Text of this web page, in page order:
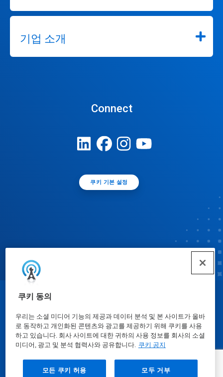
쿠키 동의
우리는 소셜 미디어 기능의 제공과 데이터 분석 및 본 사이트가 올바
로 동작하고 개인화된 콘텐츠와 광고를 제공하기 위해 쿠키를 사용
하고 있습니다. 회사 사이트에 대한 귀하의 사용 정보를 회사의 소셜
미디어, 광고 및 분석 협력사와 공유합니다. 쿠키 공지
모든 쿠키 허용 모두 거부
기업 소개
Connect
쿠키 기본 설정
물질안전보건자료표| 개인정보보호방침|이용약관